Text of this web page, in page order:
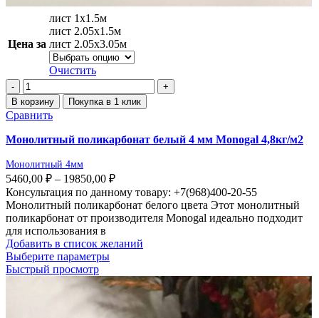
Цена за
лист 1х1.5м
лист 2.05х1.5м
лист 2.05х3.05м
Очистить
В корзину Покупка в 1 клик
Сравнить
Монолитный поликарбонат белый 4 мм Monogal 4,8кг/м2
Монолитный 4мм
5460,00 ₽ – 19850,00 ₽
Консультация по данному товару: +7(968)400-20-55
Монолитный поликарбонат белого цвета Этот монолитный
поликарбонат от производителя Monogal идеально подходит
для использования в
Добавить в список желаний
Выберите параметры
Быстрый просмотр